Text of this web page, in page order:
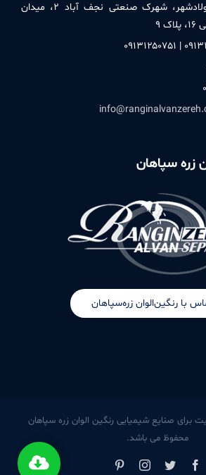
بعد از مسکن مهر فولادشهر، شهرک صنعتی نجف آباد ۲، میدان
۹
زره سپاهان
با رنگین‌الوان زره‌سپاهان
برای صنایع شیمیایی رنگین الوان زره سپاهان
محفوظ می باشد.
Facebook
Twitter
Instagram